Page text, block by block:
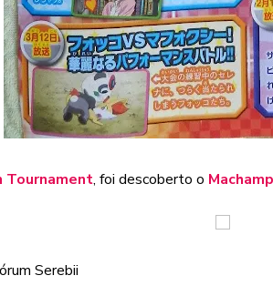
Tournament, foi descoberto o Machamp
Serebii